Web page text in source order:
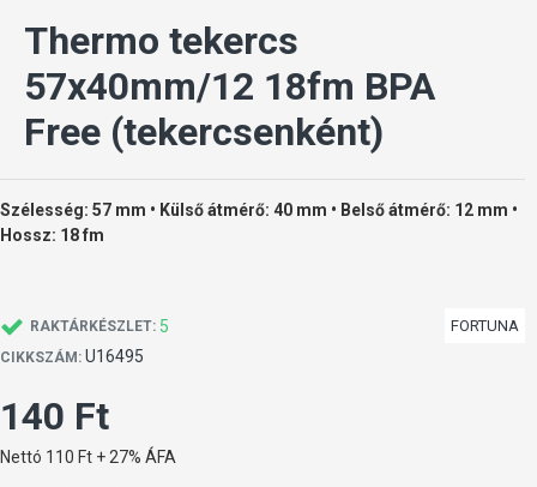
Thermo tekercs
57x40mm/12 18fm BPA
Free (tekercsenként)
Szélesség: 57 mm • Külső átmérő: 40 mm • Belső átmérő: 12 mm •
Hossz: 18 fm
RAKTÁRKÉSZLET: 5
CIKKSZÁM: U16495
FORTUNA
140 Ft
Nettó 110 Ft + 27% ÁFA